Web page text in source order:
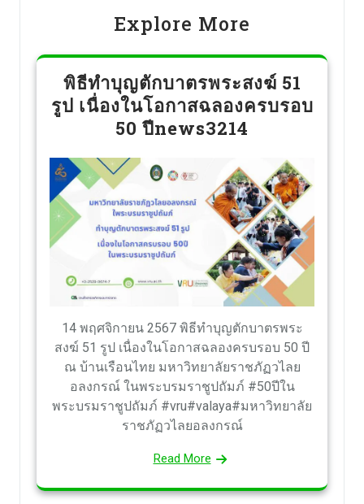
Explore More
พิธีทำบุญตักบาตรพระสงฆ์ 51
รูป เนื่องในโอกาสฉลองครบรอบ
50 ปีnews3214
14 พฤศจิกายน 2567 พิธีทำบุญตักบาตรพระ
สงฆ์ 51 รูป เนื่องในโอกาสฉลองครบรอบ 50 ปี
ณ บ้านเรือนไทย มหาวิทยาลัยราชภัฏวไลย
อลงกรณ์ ในพระบรมราชูปถัมภ์ #50ปีใน
พระบรมราชูปถัมภ์ #vru#valaya#มหาวิทยาลัย
ราชภัฏวไลยอลงกรณ์
Read More